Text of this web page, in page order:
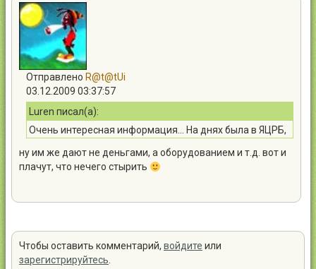
Отправлено R@t@tUi
03.12.2009 03:37:57
Luren писал(а):
Очень интересная информация... На днях была в ЯЦРБ,
финансирование есть только в железнодорожной
больнице, а они (ЯЦРБ) бедные и несчастные
копейки?!
ну им же дают не деньгами, а оборудованием и т.д. вот и
плачут, что нечего стырить
Чтобы оставить комментарий, войдите или
зарегистрируйтесь.